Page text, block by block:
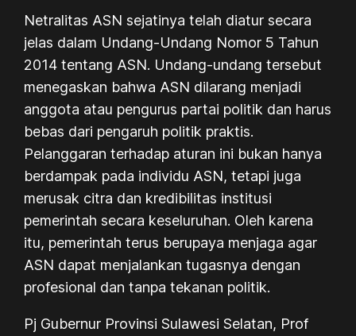
Netralitas ASN sejatinya telah diatur secara
jelas dalam Undang-Undang Nomor 5 Tahun
2014 tentang ASN. Undang-undang tersebut
menegaskan bahwa ASN dilarang menjadi
anggota atau pengurus partai politik dan harus
bebas dari pengaruh politik praktis.
Pelanggaran terhadap aturan ini bukan hanya
berdampak pada individu ASN, tetapi juga
merusak citra dan kredibilitas institusi
pemerintah secara keseluruhan. Oleh karena
itu, pemerintah terus berupaya menjaga agar
ASN dapat menjalankan tugasnya dengan
profesional dan tanpa tekanan politik.
Pj Gubernur Provinsi Sulawesi Selatan, Prof